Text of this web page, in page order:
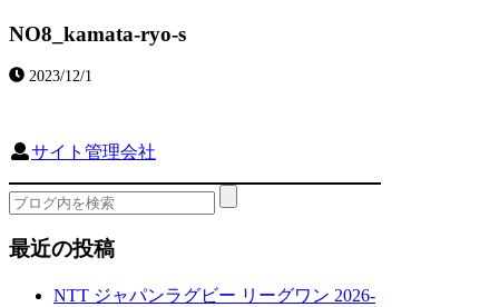
NO8_kamata-ryo-s
2023/12/1
サイト管理会社
最近の投稿
NTT ジャパンラグビー リーグワン 2026-